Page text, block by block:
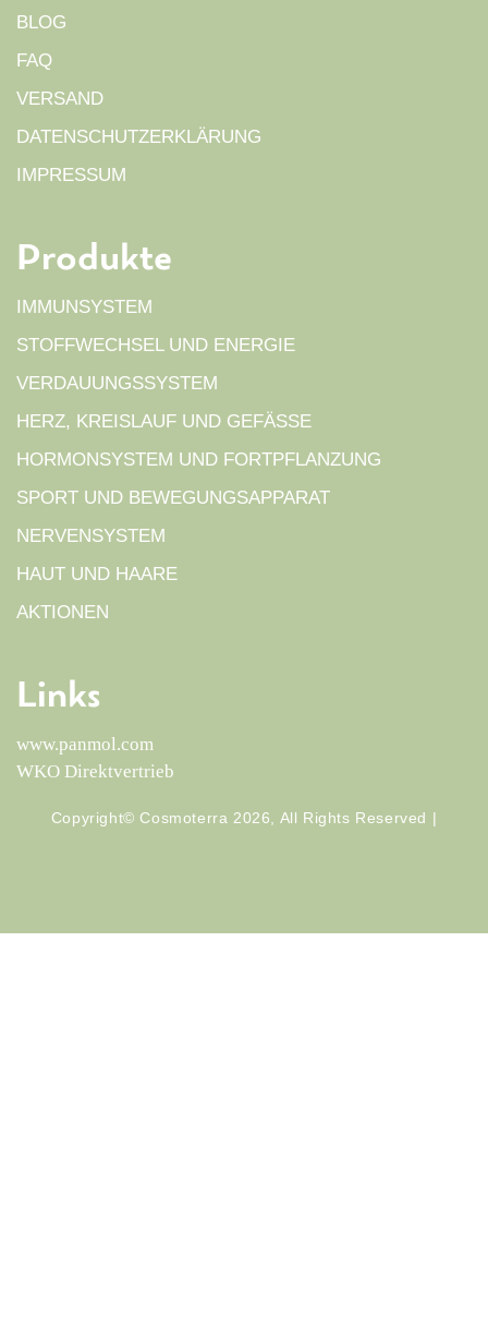
BLOG
FAQ
VERSAND
DATENSCHUTZERKLÄRUNG
IMPRESSUM
Produkte
IMMUNSYSTEM
STOFFWECHSEL UND ENERGIE
VERDAUUNGSSYSTEM
HERZ, KREISLAUF UND GEFÄSSE
HORMONSYSTEM UND FORTPFLANZUNG
SPORT UND BEWEGUNGSAPPARAT
NERVENSYSTEM
HAUT UND HAARE
AKTIONEN
Links
www.panmol.com
WKO Direktvertrieb
Copyright© Cosmoterra 2026, All Rights Reserved |